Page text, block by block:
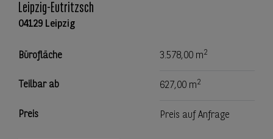
Leipzig-Eutritzsch
04129 Leipzig
Bürofläche 3.578,00 m2
Teilbar ab 627,00 m2
Preis Preis auf Anfrage